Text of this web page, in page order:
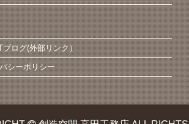
ブログ(外部リンク）
シーポリシー